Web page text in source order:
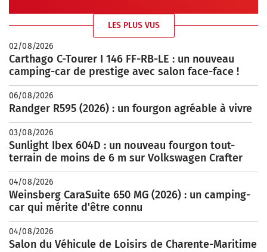
LES PLUS VUS
02/08/2026
Carthago C-Tourer I 146 FF-RB-LE : un nouveau
camping-car de prestige avec salon face-face !
06/08/2026
Randger R595 (2026) : un fourgon agréable à vivre
03/08/2026
Sunlight Ibex 604D : un nouveau fourgon tout-
terrain de moins de 6 m sur Volkswagen Crafter
04/08/2026
Weinsberg CaraSuite 650 MG (2026) : un camping-
car qui mérite d'être connu
04/08/2026
Salon du Véhicule de Loisirs de Charente-Maritime